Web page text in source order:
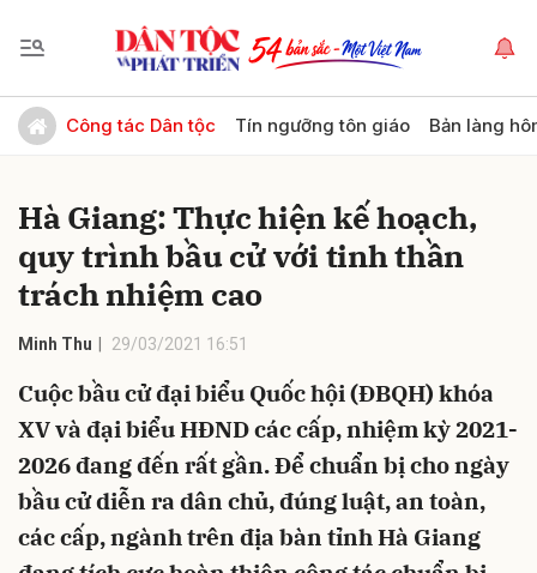
Công tác Dân tộc Tín ngưỡng tôn giáo Bản làng
Hà Giang: Thực hiện kế hoạch,
quy trình bầu cử với tinh thần
trách nhiệm cao
Minh Thu 29/03/2021 16:51
Cuộc bầu cử đại biểu Quốc hội (ĐBQH) khóa
XV và đại biểu HĐND các cấp, nhiệm kỳ 2021-
2026 đang đến rất gần. Để chuẩn bị cho ngày
bầu cử diễn ra dân chủ, đúng luật, an toàn,
các cấp, ngành trên địa bàn tỉnh Hà Giang
Gửi bình luận